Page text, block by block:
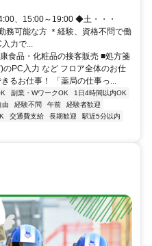
、15:00～19:00 ◆土・・・
務可能な方 ＊経験、資格不問で働
力で...
食品・化粧品の接客販売 ■処方箋
PC入力 など フロア全体のお仕
るお仕事！ 「薬局の仕事っ...
副業・WワークOK
1日4時間以内OK
由 経験不問 午前
経験者歓迎
交通費支給 長期歓迎
駅近5分以内